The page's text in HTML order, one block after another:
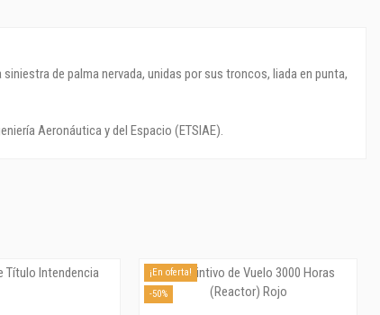
de palma nervada, unidas por sus troncos, liada en punta,
Aeronáutica y del Espacio (ETSIAE).
¡En oferta!
-50%